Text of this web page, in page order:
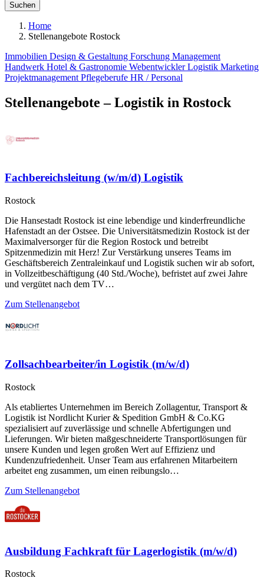
Suchen
Home
Stellenangebote Rostock
Immobilien Design & Gestaltung Forschung Management
Handwerk Hotel & Gastronomie WebentwicklerLogistik Marketing
Projektmanagement Pflegeberufe HR / Personal
Stellenangebote – Logistik in Rostock
Fachbereichsleitung (w/m/d) Logistik
Rostock
Die Hansestadt Rostock ist eine lebendige und kinderfreundliche
Hafenstadt an der Ostsee. Die Universitätsmedizin Rostock ist der
Maximalversorger für die Region Rostock und betreibt
Spitzenmedizin mit Herz! Zur Verstärkung unseres Teams im
Geschäftsbereich Zentraleinkauf und Logistik suchen wir ab sofort,
in Vollzeitbeschäftigung (40 Std./Woche), befristet auf zwei Jahre
und vergütet nach dem TV…
Zum Stellenangebot
Zollsachbearbeiter/in Logistik (m/w/d)
Rostock
Als etabliertes Unternehmen im Bereich Zollagentur, Transport &
Logistik ist Nordlicht Kurier & Spedition GmbH & Co.KG
spezialisiert auf zuverlässige und schnelle Abfertigungen und
Lieferungen. Wir bieten maßgeschneiderte Transportlösungen für
unsere Kunden und legen großen Wert auf Effizienz und
Kundenzufriedenheit. Unser Team aus erfahrenen Mitarbeitern
arbeitet eng zusammen, um einen reibungslo…
Zum Stellenangebot
Ausbildung Fachkraft für Lagerlogistik (m/w/d)
Rostock